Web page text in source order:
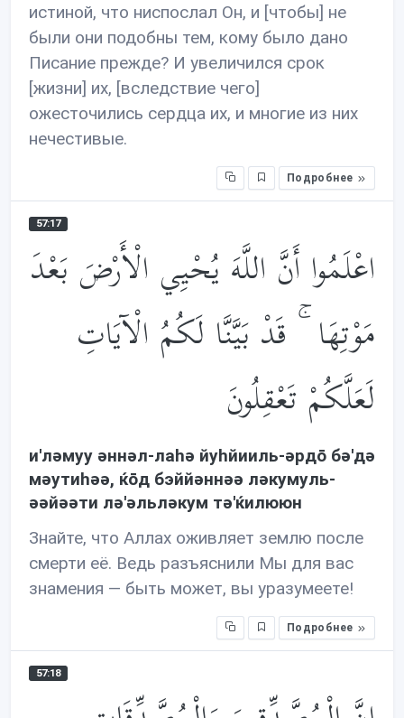
истиной, что ниспослал Он, и [чтобы] не
были они подобны тем, кому было дано
Писание прежде? И увеличился срок
[жизни] их, [вследствие чего]
ожесточились сердца их, и многие из них
нечестивые.
Подробнее
57:17
اعْلَمُوا أَنَّ اللَّهَ يُحْيِي الْأَرْضَ بَعْدَ
مَوْتِهَا ۚ قَدْ بَيَّنَّا لَكُمُ الْآيَاتِ
لَعَلَّكُمْ تَعْقِلُونَ
и'лəмуу əннəл-лаhə йуhйииль-əрдō бə'дə
мəутиhəə, ќōд бэййəннəə лəкумуль-
əəйəəти лə'əльлəкум тə'ќилююн
Знайте, что Аллах оживляет землю после
смерти её. Ведь разъяснили Мы для вас
знамения — быть может, вы уразумеете!
Подробнее
57:18